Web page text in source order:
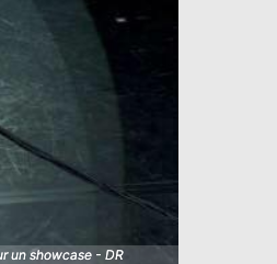
un showcase - DR
un showcase - DR